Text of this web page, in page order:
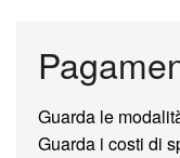
Guarda le
Guarda i costi di